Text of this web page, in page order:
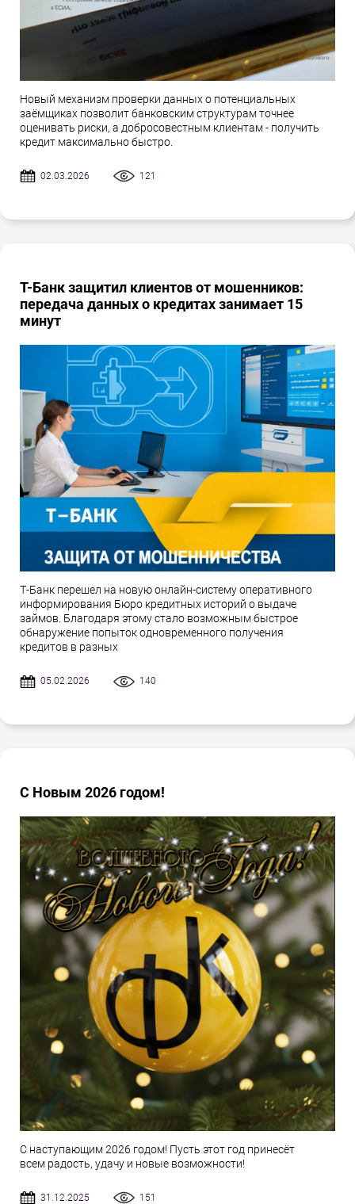
Новый механизм проверки данных о потенциальных
заёмщиках позволит банковским структурам точнее
оценивать риски, а добросовестным клиентам - получить
кредит максимально быстро.
02.03.2026 121
Т-Банк защитил клиентов от мошенников:
передача данных о кредитах занимает 15
минут
Т-Банк перешел на новую онлайн-систему оперативного
информирования Бюро кредитных историй о выдаче
займов. Благодаря этому стало возможным быстрое
обнаружение попыток одновременного получения
кредитов в разных
05.02.2026 140
С Новым 2026 годом!
С наступающим 2026 годом! Пусть этот год принесёт
всем радость, удачу и новые возможности!
31.12.2025 151